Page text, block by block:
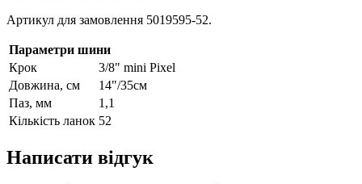
Артикул для замовлення 5019595-52.
Параметри шини
Крок
3/8" mini Pixel
Довжина, см
14"/35см
Паз, мм
1,1
Кількість ланок 52
Написати відгук